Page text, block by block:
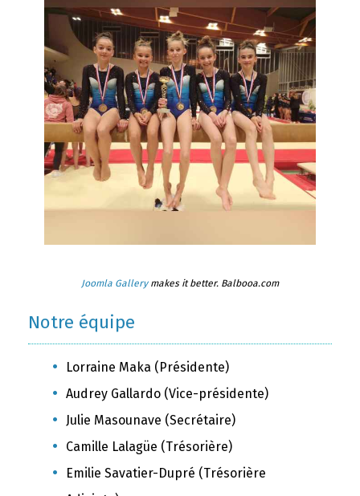
Joomla Gallerymakes it better. Balbooa.com
Notre équipe
Lorraine Maka (Présidente)
Audrey Gallardo (Vice-présidente)
Julie Masounave (Secrétaire)
Camille Lalagüe (Trésorière)
Emilie Savatier-Dupré (Trésorière